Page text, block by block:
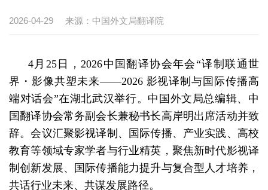
2026-04-29 来源：中国外文局翻译院
4月25日，2026中国翻译协会年会“译制联通世
界・影像共塑未来——2026 影视译制与国际传播高
端对话会”在湖北武汉举行。 中国外文局总编辑、 中
国翻译协会常务副会长兼秘书长高岸明出席活动并致
辞。会议汇聚影视译制、国际传播、产业实践、高校
教育等领域专家学者与行业精英，聚焦新时代影视译
制创新发展、国际传播能力提升与复合型人才培养，
共话行业未来、共谋发展路径。